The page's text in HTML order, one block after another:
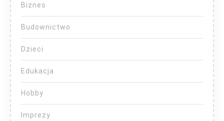
Biznes
Budownictwo
Dzieci
Edukacja
Hobby
Imprezy